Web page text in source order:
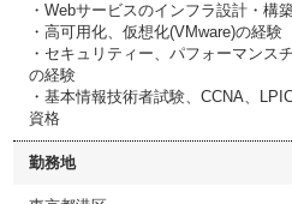
・Webサービスのインフラ設計・構
・高可用化、仮想化(VMware)の経験
・セキュリティー、パフォーマンス
の経験
・基本情報技術者試験、CCNA、
資格
勤務地